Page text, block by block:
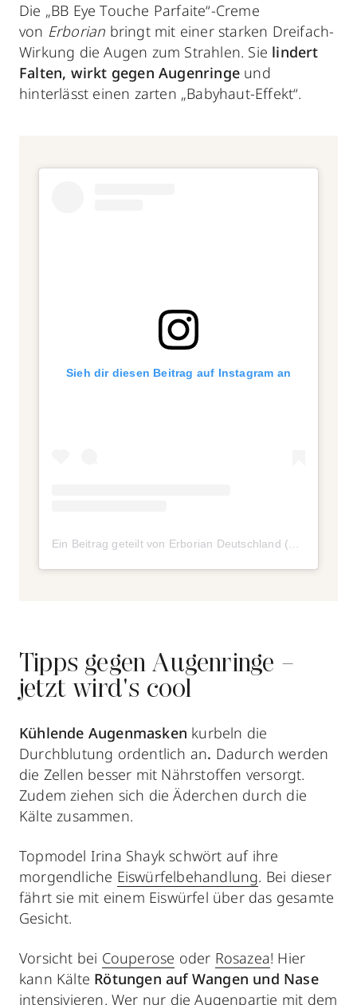
Die „BB Eye Touche Parfaite“-Creme
von Erborian bringt mit einer starken Dreifach-
Wirkung die Augen zum Strahlen. Sie lindert
Falten, wirkt gegen Augenringe und
hinterlässt einen zarten „Babyhaut-Effekt“.
Sieh dir diesen Beitrag auf Instagram an
Tipps gegen Augenringe –
jetzt wird's cool
Kühlende Augenmasken kurbeln die
Durchblutung ordentlich an. Dadurch werden
die Zellen besser mit Nährstoffen versorgt.
Zudem ziehen sich die Äderchen durch die
Kälte zusammen.
Topmodel Irina Shayk schwört auf ihre
morgendliche Eiswürfelbehandlung. Bei dieser
fährt sie mit einem Eiswürfel über das gesamte
Gesicht.
Vorsicht bei Couperose oder Rosazea! Hier
kann Kälte Rötungen auf Wangen und Nase
intensivieren. Wer nur die Augenpartie mit dem